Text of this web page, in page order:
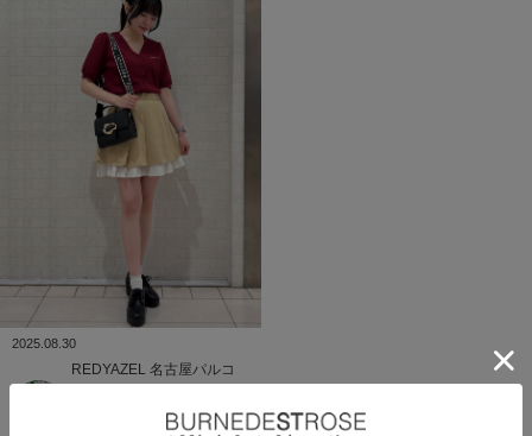
2025.08.30
REDYAZEL 名古屋パルコ